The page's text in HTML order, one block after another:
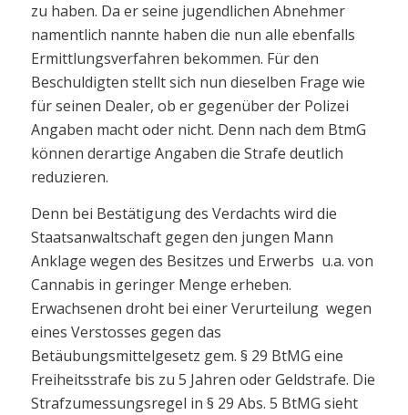
zu haben. Da er seine jugendlichen Abnehmer
namentlich nannte haben die nun alle ebenfalls
Ermittlungsverfahren bekommen. Für den
Beschuldigten stellt sich nun dieselben Frage wie
für seinen Dealer, ob er gegenüber der Polizei
Angaben macht oder nicht. Denn nach dem BtmG
können derartige Angaben die Strafe deutlich
reduzieren.
Denn bei Bestätigung des Verdachts wird die
Staatsanwaltschaft gegen den jungen Mann
Anklage wegen des Besitzes und Erwerbs u.a. von
Cannabis in geringer Menge erheben.
Erwachsenen droht bei einer Verurteilung wegen
eines Verstosses gegen das
Betäubungsmittelgesetz gem. § 29 BtMG eine
Freiheitsstrafe bis zu 5 Jahren oder Geldstrafe. Die
Strafzumessungsregel in § 29 Abs. 5 BtMG sieht